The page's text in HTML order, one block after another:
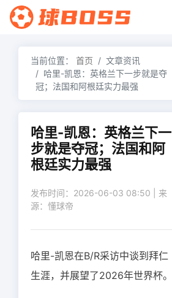
当前位置： 首页
文章资讯
哈里-凯恩：英格兰下一步就是夺
冠；法国和阿根廷实力最强
哈里-凯恩：英格兰下一
步就是夺冠；法国和阿
根廷实力最强
发布时间：2026-06-03 08:50 | 来
源：懂球帝
哈里-凯恩在B/R采访中谈到拜仁
生涯，并展望了2026年世界杯。